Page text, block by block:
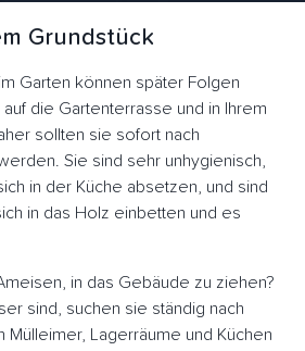
Grundstück
Garten können später Folgen
die Gartenterrasse und in Ihrem
sollten sie sofort nach
Sie sind sehr unhygienisch,
in der Küche absetzen, und sind
in das Holz einbetten und es
in das Gebäude zu ziehen?
sind, suchen sie ständig nach
Mülleimer, Lagerräume und Küchen